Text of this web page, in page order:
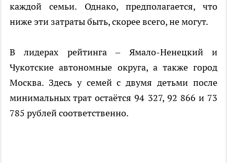
каждой семьи. Однако, предполагается, что
ниже эти затраты быть, скорее всего, не могут.
В лидерах рейтинга – Ямало-Ненецкий и
Чукотские автономные округа, а также город
Москва. Здесь у семей с двумя детьми после
минимальных трат остаётся 94 327, 92 866 и 73
785 рублей соответственно.